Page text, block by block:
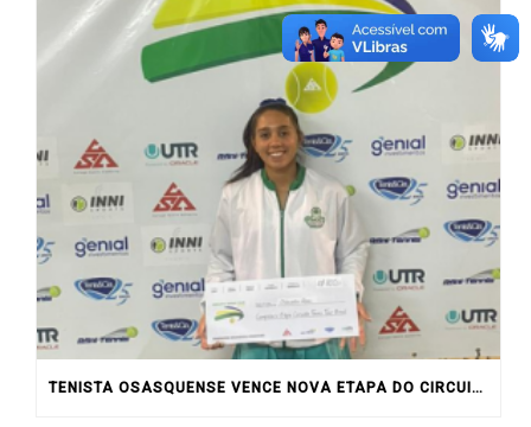
TENISTA OSASQUENSE VENCE NOVA ETAPA DO CIRCUITO UTR